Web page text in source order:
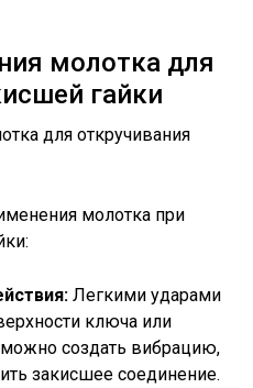
молотка для
гайки
молотка при
Легкими ударами
ключа или
можно создать вибрацию,
закисшее соединение.